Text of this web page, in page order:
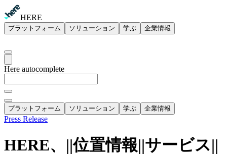
HERE
プラットフォーム ソリューション 学ぶ 企業情報
Here autocomplete
プラットフォーム ソリューション 学ぶ 企業情報
Press Release
HERE、||位置情報||サービス||